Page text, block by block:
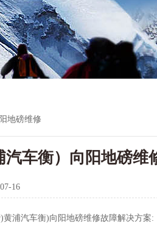
地磅维修
车衡）向阳地磅维
16
浦汽车衡)向阳地磅维修故障解决方案: